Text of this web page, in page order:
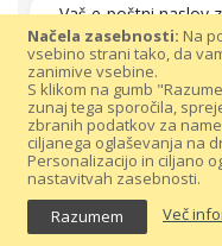
Načela zasebnosti: Na
vsebino strani tako, da
zanimive vsebine.
S klikom na gumb
zunaj tega sporočila,
zbranih podatkov za
ciljanega oglaševanja na
Personalizacijo in ciljano
nastavitvah zasebnosti.
Razumem
Več
Vse pravice pridržane